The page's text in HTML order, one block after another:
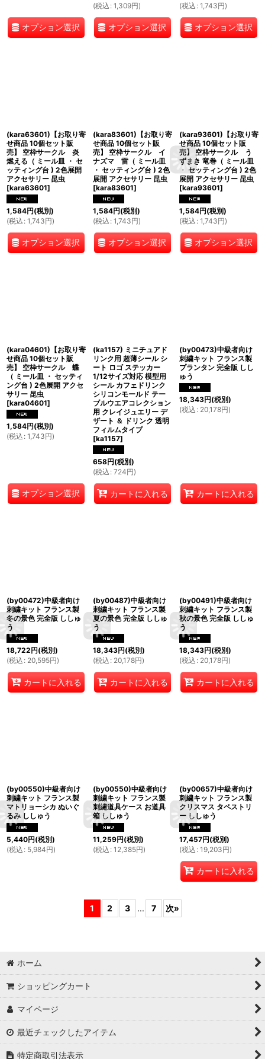
オプション選択
(税込 : 1,309円)
オプション選択
(税込 : 1,743円)
オプション選択
(kara63601)【お取り寄
せ商品 10個セット販
売】 空枠サークル 炎
燃える（ ミール皿 ・ セ
ッティング台 ) 2色展開
アクセサリー 昆虫
[kara63601]
1,584円(税別)
(税込 : 1,743円)
オプション選択
(kara83601)【お取り寄
せ商品 10個セット販
売】 空枠サークル イ
ナズマ 雷（ ミール皿
・ セッティング台 ) 2色
展開 アクセサリー 昆虫
[kara83601]
1,584円(税別)
(税込 : 1,743円)
オプション選択
(kara93601)【お取り寄
せ商品 10個セット販
売】 空枠サークル う
ずまき 竜巻（ ミール皿
・ セッティング台 ) 2色
展開 アクセサリー 昆虫
[kara93601]
1,584円(税別)
(税込 : 1,743円)
オプション選択
(kara04601)【お取り寄
せ商品 10個セット販
売】 空枠サークル 蝶
（ ミール皿 ・ セッティ
ング台 ) 2色展開 アクセ
サリー 昆虫
[kara04601]
1,584円(税別)
(税込 : 1,743円)
オプション選択
(ka1157) ミニチュアド
リンク用 超薄シール シ
ート ロゴ ステッカー
1/12サイズ対応 模型用
シール カフェドリンク
シリコンモールド テー
ブルウエアコレクション
用 クレイジュエリー デ
ザート ＆ ドリンク 透明
フィルムタイプ
[ka1157]
658円(税別)
(税込 : 724円)
カートに入れる
(by00473)中級者向け
刺繍キット フランス製
プランタン 完全版 しし
ゅう
18,343円(税別)
(税込 : 20,178円)
カートに入れる
(by00472)中級者向け
刺繍キット フランス製
冬の景色 完全版 ししゅ
う
18,722円(税別)
(税込 : 20,595円)
カートに入れる
(by00487)中級者向け
刺繍キット フランス製
夏の景色 完全版 ししゅ
う
18,343円(税別)
(税込 : 20,178円)
カートに入れる
(by00491)中級者向け
刺繍キット フランス製
秋の景色 完全版 ししゅ
う
18,343円(税別)
(税込 : 20,178円)
カートに入れる
(by00550)中級者向け
刺繍キット フランス製
マトリョーシカ ぬいぐ
るみ ししゅう
5,440円(税別)
(税込 : 5,984円)
(by00550)中級者向け
刺繍キット フランス製
刺繡道具ケース お道具
箱 ししゅう
11,259円(税別)
(税込 : 12,385円)
(by00657)中級者向け
刺繍キット フランス製
クリスマス タペストリ
ー ししゅう
17,457円(税別)
(税込 : 19,203円)
カートに入れる
1 2 3 ... 7 次»
ホーム
ショッピングカート
マイページ
最近チェックしたアイテム
特定商取引法表示